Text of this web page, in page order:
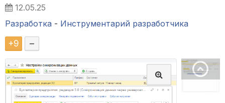
12.05.25
Разработка - Инструментарий разработчика
+9 –